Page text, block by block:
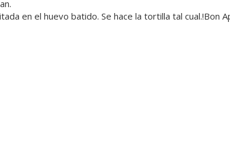
en el huevo batido. Se hace la tortilla tal cual.!Bon